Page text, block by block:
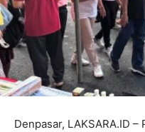
Denpasar, LAKSARA.ID